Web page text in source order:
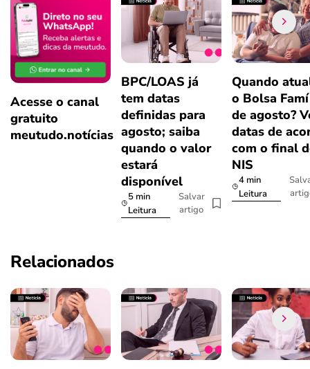
Acesse o canal
gratuito
meutudo.notícias
BPC/LOAS já
tem datas
definidas para
agosto; saiba
quando o valor
estará
disponível
5 min
Leitura
Salvar
artigo
Quando
o Bolsa
de agosto?
datas de
com o final
NIS
4 min
Leitura
Relacionados